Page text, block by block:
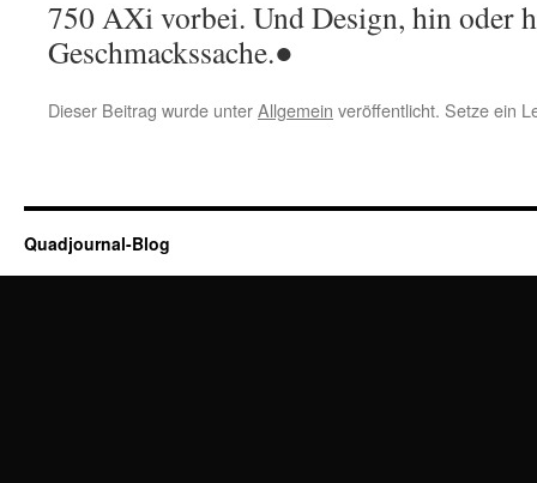
750 AXi vorbei. Und Design, hin oder
Geschmackssache.●
Dieser Beitrag wurde unterAllgemein veröffentlicht. Setze ein
Quadjournal-Blog